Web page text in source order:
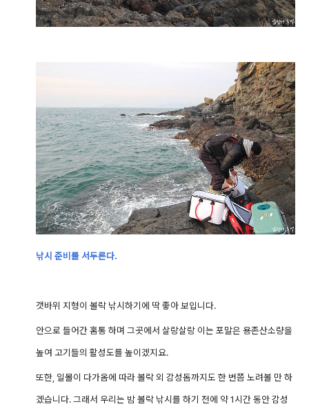
낚시 준비를 서두른다.
갯바위 지형이 볼락 낚시하기에 딱 좋아 보입니다.
안으로 들어간 홈통 하며 그곳에서 살랑살랑 이는 포말은 용존산소량을
높여 고기들의 활성도를 높이겠지요.
또한, 일몰이 다가옴에 따라 볼락 외 감성돔까지도 한 번쯤 노려볼 만 하
겠습니다. 그래서 우리는 밤 볼락 낚시를 하기 전에 약 1시간 동안 감성